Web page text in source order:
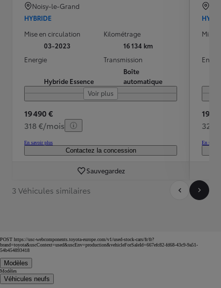
Noisy-le-Grand
HYBRIDE
Mise en circulation
03-2023
Kilométrage
16 134 km
Energie
Hybride Essence
Transmission
Boîte
automatique
Voir plus
19 490 €
318 €/mois
En savoir plus
Contactez la concession
Sauvegardez
Mise
19
326
En
3 Véhicules similaires
POST https://usc-webcomponents.toyota-europe.com/v1/used-stock-cars/fr/fr?
brand=toyota&uscContext=used&uscEnv=production&vehicleForSaleId=667efc82-fd68-43c9-9a51-
54b454893418
Modèles
Modèles
Véhicules neufs